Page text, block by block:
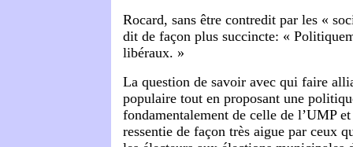
Rocard, sans être contredit par les «
dit de façon plus succincte: «
libéraux. »
La question de savoir avec qui faire
populaire tout en proposant une
fondamentalement de celle de l’UMP
ressentie de façon très aigue par ceux